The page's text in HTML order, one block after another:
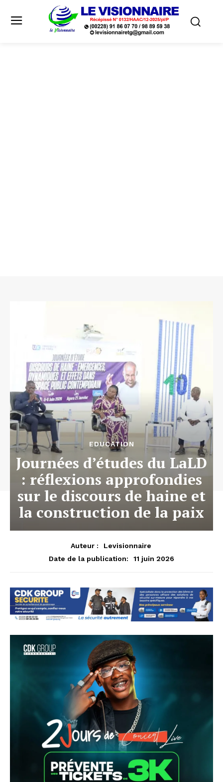
EDUCATION
Journées d’études du LaLD
: réflexions approfondies
sur le discours de haine et
la construction de la paix
Auteur :
Levisionnaire
Date de la publication:
11 juin 2026